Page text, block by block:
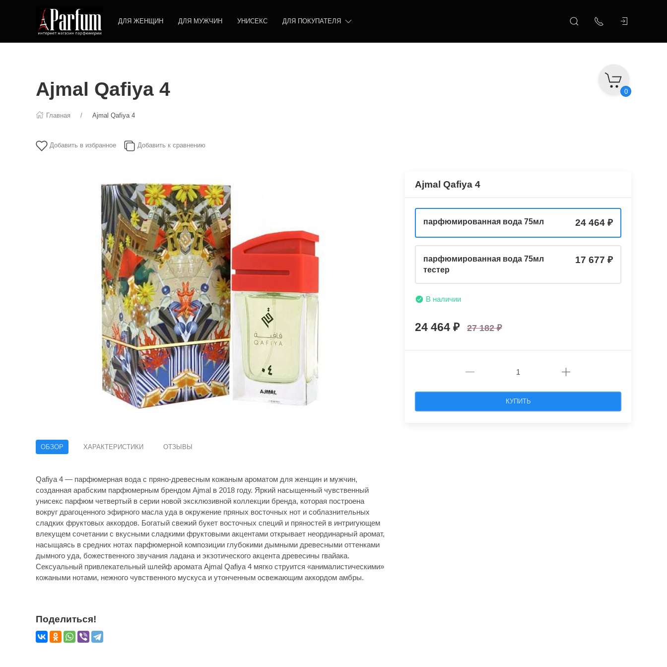
ДЛЯ ЖЕНЩИН ДЛЯ МУЖЧИН УНИСЕКС ДЛЯ ПОКУПАТЕЛЯ
0
Ajmal Qafiya 4
Главная Ajmal Qafiya 4
Добавить в избранное Добавить к сравнению
ОБЗОР ХАРАКТЕРИСТИКИ ОТЗЫВЫ
Qafiya 4 — парфюмерная вода с пряно-древесным кожаным ароматом для женщин и мужчин,
созданная арабским парфюмерным брендом Ajmal в 2018 году. Яркий насыщенный чувственный
унисекс парфюм четвертый в серии новой эксклюзивной коллекции бренда, которая построена
вокруг драгоценного эфирного масла уда в окружение пряных восточных нот и соблазнительных
сладких фруктовых аккордов. Богатый свежий букет восточных специй и пряностей в интригующем
влекущем сочетании с вкусными сладкими фруктовыми акцентами открывает неординарный аромат,
насыщаясь в средних нотах парфюмерной композиции глубокими дымными древесными оттенками
дымного уда, божественного звучания ладана и экзотического акцента древесины гвайака.
Сексуальный привлекательный шлейф аромата Ajmal Qafiya 4 мягко струится «анималистическими»
кожаными нотами, нежного чувственного мускуса и утонченным освежающим аккордом амбры.
Ajmal Qafiya 4
парфюмированная вода 75мл 24 464
парфюмированная вода 75мл
тестер
17 677
В наличии
24 464 27 182
КУПИТЬ
Поделиться!